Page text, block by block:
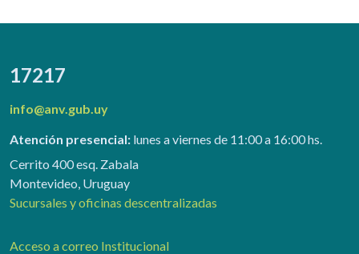
17217
info@anv.gub.uy
Atención presencial: lunes a viernes de 11:00 a 16:00 hs.
Cerrito 400 esq. Zabala
Montevideo, Uruguay
Sucursales y oficinas descentralizadas
Acceso a correo Institucional